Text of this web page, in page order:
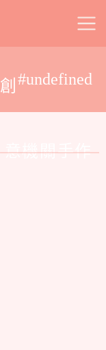
#undefined
創
意機關手作